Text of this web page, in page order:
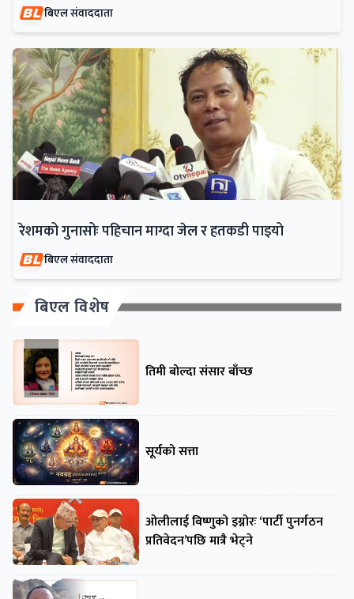
बिएल संवाददाता
रेशमको गुनासोः पहिचान माग्दा जेल र हतकडी पाइयो
बिएल संवाददाता
बिएल विशेष
तिमी बोल्दा संसार बाँच्छ
सूर्यको सत्ता
ओलीलाई विष्णुको इग्नोरः ‘पार्टी पुनर्गठन
प्रतिवेदन’पछि मात्रै भेट्ने